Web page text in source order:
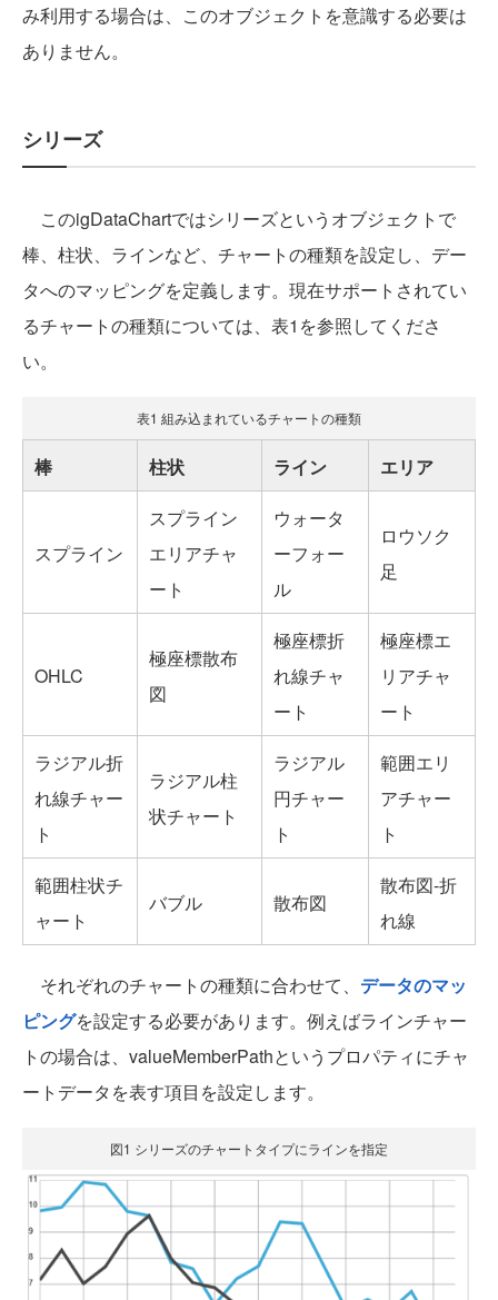
み利用する場合は、このオブジェクトを意識する必要は
ありません。
シリーズ
このigDataChartではシリーズというオブジェクトで
棒、柱状、ラインなど、チャートの種類を設定し、デー
タへのマッピングを定義します。現在サポートされてい
るチャートの種類については、表1を参照してくださ
い。
表1 組み込まれているチャートの種類
棒 柱状 ライン エリア
スプライン
スプライン
エリアチャ
ート
ウォータ
ーフォー
ル
ロウソク
足
OHLC
極座標散布
図
極座標折
れ線チャ
ート
極座標エ
リアチャ
ート
ラジアル折
れ線チャー
ト
ラジアル柱
状チャート
ラジアル
円チャー
ト
範囲エリ
アチャー
ト
範囲柱状チ
ャート
バブル 散布図
散布図-折
れ線
それぞれのチャートの種類に合わせて、 データのマッ
ピングを設定する必要があります。例えばラインチャー
トの場合は、valueMemberPathというプロパティにチャ
ートデータを表す項目を設定します。
図1 シリーズのチャートタイプにラインを指定